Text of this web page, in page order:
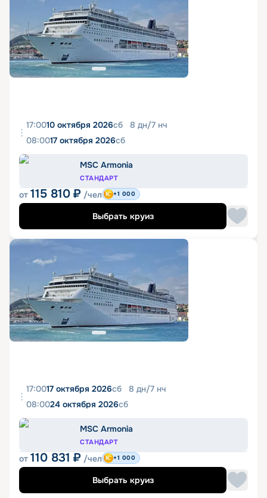
17:0010 октября 2026сб 8 дн/7 нч
08:0017 октября 2026сб
MSC Armonia
СТАНДАРТ
от 115 810 ₽ /чел +1 000
Выбрать круиз
17:0017 октября 2026сб 8 дн/7 нч
08:0024 октября 2026сб
MSC Armonia
СТАНДАРТ
от 110 831 ₽ /чел +1 000
Выбрать круиз